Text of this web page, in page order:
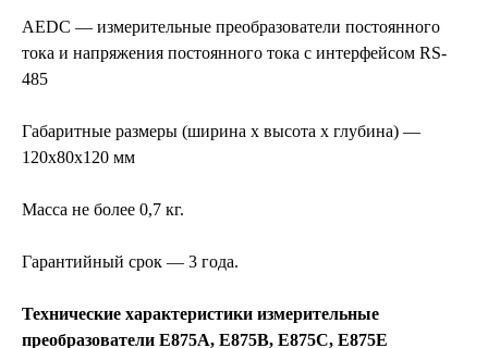
AEDC — измерительные преобразователи постоянного
тока и напряжения постоянного тока с интерфейсом RS-
485
Габаритные размеры (ширина х высота х глубина) —
120х80х120 мм
Масса не более 0,7 кг.
Гарантийный срок — 3 года.
Технические характеристики измерительные
преобразователи Е875А, Е875В, Е875С, Е875Е